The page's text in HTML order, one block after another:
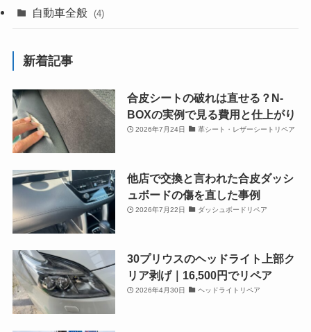
自動車全般 (4)
新着記事
合皮シートの破れは直せる？N-
BOXの実例で見る費用と仕上がり
2026年7月24日 革シート・レザーシートリペア
他店で交換と言われた合皮ダッシ
ュボードの傷を直した事例
2026年7月22日 ダッシュボードリペア
30プリウスのヘッドライト上部ク
リア剥げ｜16,500円でリペア
2026年4月30日 ヘッドライトリペア